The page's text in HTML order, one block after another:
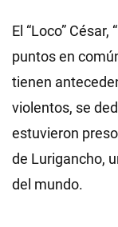
El “Loco” César,
puntos en
tienen
violentos, se
estuvieron
de Lurigancho,
del mundo.